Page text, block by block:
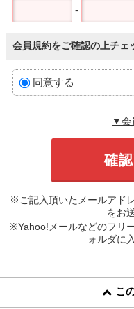
-
会員規約をご確認の上チェ
同意する
▼会
※ご記入頂いたメールアド
をお
※Yahoo!メールなどのフリ
ォルダに
こ